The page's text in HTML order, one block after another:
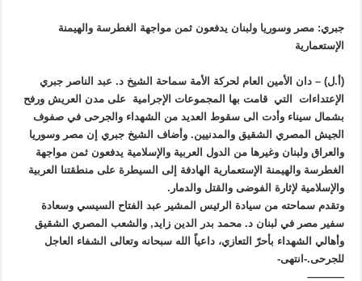
جبري: مصر وسوريا ولبنان يدفعون ثمن مواجهة الغطرسة والهيمنة
الإستعمارية
(أ.ل) – دان الأمين العام لحركة الأمة سماحة الشيخ د. عبد الناصر جبري
الإعتداءات التي قامت بها المجموعات الإجرامية على مدن العريش ورفح
بشمال سيناء وأدت الى سقوط العديد من الشهداء والجرحى في صفوف
الجيش المصري الشقيق والمدنيين. وأضاف الشيخ جبري إن مصر وسوريا
والعراق ولبنان وغيرها من الدول العربية والإسلامية يدفعون ثمن مواجهة
الغطرسة والهيمنة الإستعمارية الهادفة إلى السيطرة على منطقتنا العربية
والإسلامية لإثارة الفوضى والقتل والدمار.
وتقدم سماحته من سيادة الرئيس المشير عبد الفتاح السيسي وسعادة
سفير مصر في لبنان د. محمد بدر الدين زايد, والشعب المصري الشقيق
وأهالي الشهداء بأحرّ التعازي، داعياً الله سبحانه وتعالى الشفاء العاجل
للجرحى.-انتهى-
———–